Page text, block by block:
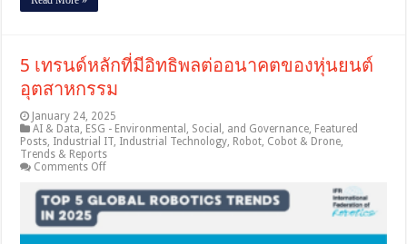
5 เทรนด์หลักที่มีอิทธิพลต่ออนาคตของหุ่นยนต์
อุตสาหกรรม
January 24, 2025
AI & Data, ESG - Environmental, Social, and Governance, Featured
Posts, Industrial IT, Industrial Technology, Robot, Cobot & Drone,
Trends & Reports
Comments Offon
เท
รนด์